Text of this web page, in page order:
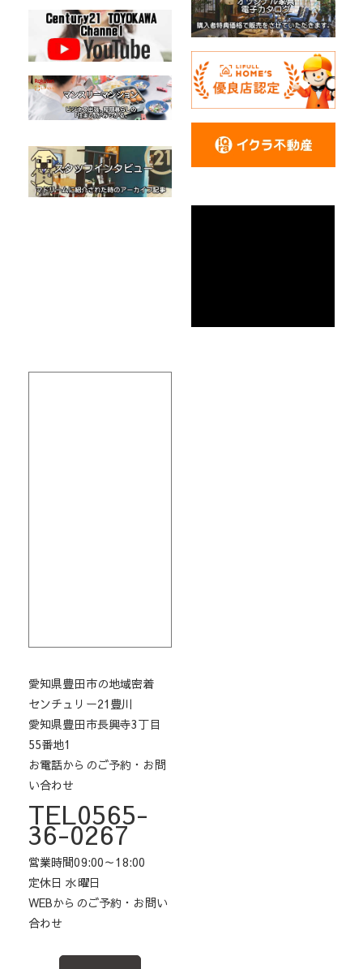
愛知県豊田市の地域密着
センチュリー21豊川
愛知県豊田市長興寺3丁目
55番地1
お電話からのご予約・お問
い合わせ
TEL0565-
36-0267
営業時間09:00～18:00
定休日 水曜日
WEBからのご予約・お問い
合わせ